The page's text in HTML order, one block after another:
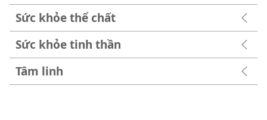
Sức khỏe thể chất
Sức khỏe tinh thần
Tâm linh